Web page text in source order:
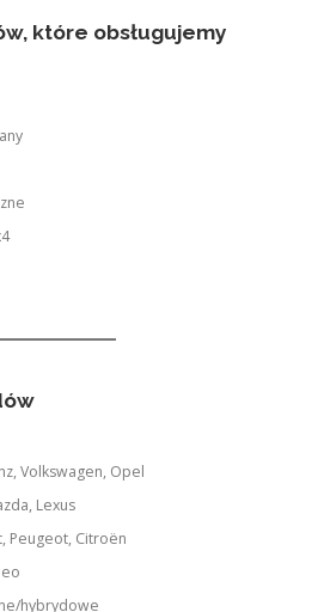
które obsługujemy
Volkswagen, Opel
Lexus
Peugeot, Citroën
hybrydowe